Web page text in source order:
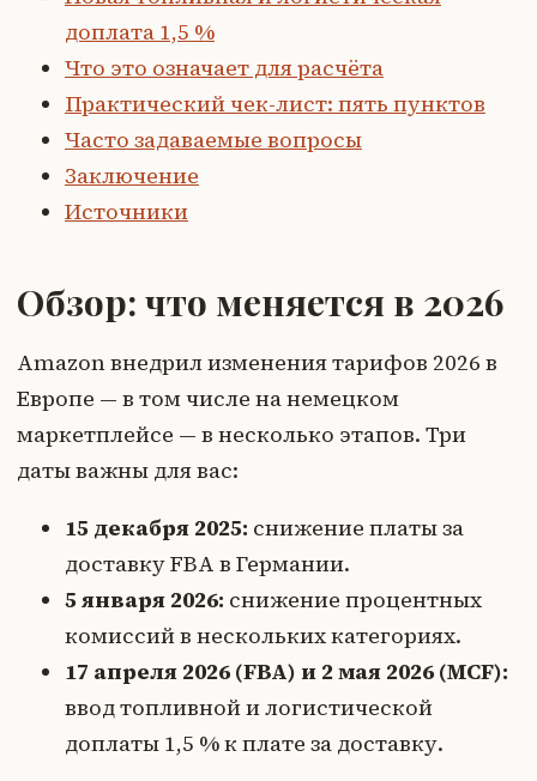
доплата 1,5 %
Что это означает для расчёта
Практический чек-лист: пять пунктов
Часто задаваемые вопросы
Заключение
Источники
Обзор: что меняется в 2026
Amazon внедрил изменения тарифов 2026 в
Европе — в том числе на немецком
маркетплейсе — в несколько этапов. Три
даты важны для вас:
15 декабря 2025: снижение платы за
доставку FBA в Германии.
5 января 2026: снижение процентных
комиссий в нескольких категориях.
17 апреля 2026 (FBA) и 2 мая 2026 (MCF):
ввод топливной и логистической
доплаты 1,5 % к плате за доставку.